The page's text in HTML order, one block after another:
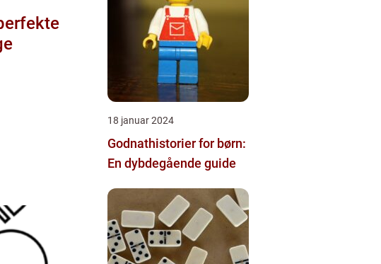
18 januar 2024
Godnathistorier for børn:
En dybdegående guide